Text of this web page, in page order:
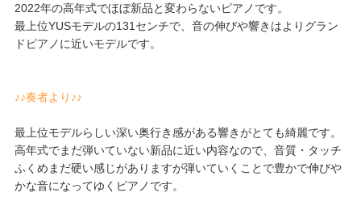
2022年の高年式でほぼ新品と変わらないピアノです。
最上位YUSモデルの131センチで、音の伸びや響きはよりグラン
ドピアノに近いモデルです。
♪♪奏者より♪♪
最上位モデルらしい深い奥行き感がある響きがとても綺麗です。
高年式でまだ弾いていない新品に近い内容なので、音質・タッチ
ふくめまだ硬い感じがありますが弾いていくことで豊かで伸びや
かな音になってゆくピアノです。